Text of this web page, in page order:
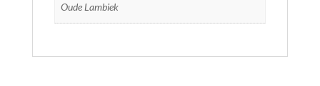
Oude Lambiek